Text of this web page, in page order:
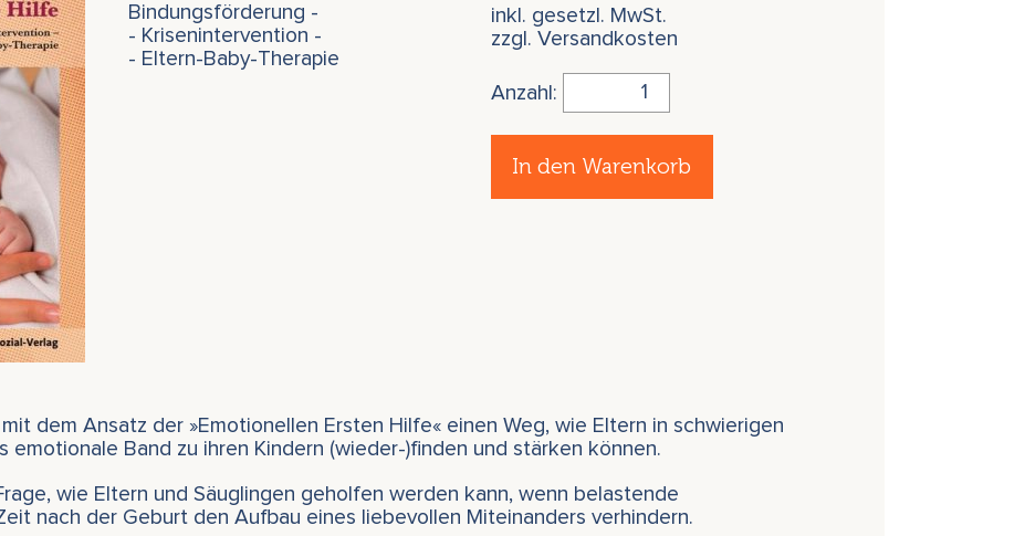
Bindungsförderung -
- Krisenintervention -
- Eltern-Baby-Therapie
inkl. gesetzl. MwSt.
zzgl. Versandkosten
Anzahl:
In den Warenkorb
dem Ansatz der »Emotionellen Ersten Hilfe« einen Weg, wie Eltern in schwierigen
emotionale Band zu ihren Kindern (wieder-)finden und stärken können.
wie Eltern und Säuglingen geholfen werden kann, wenn belastende
nach der Geburt den Aufbau eines liebevollen Miteinanders verhindern.